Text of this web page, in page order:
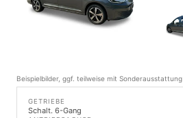
Beispielbilder, ggf. teilweise mit Sonderausstattung
GETRIEBE
Schalt. 6-Gang